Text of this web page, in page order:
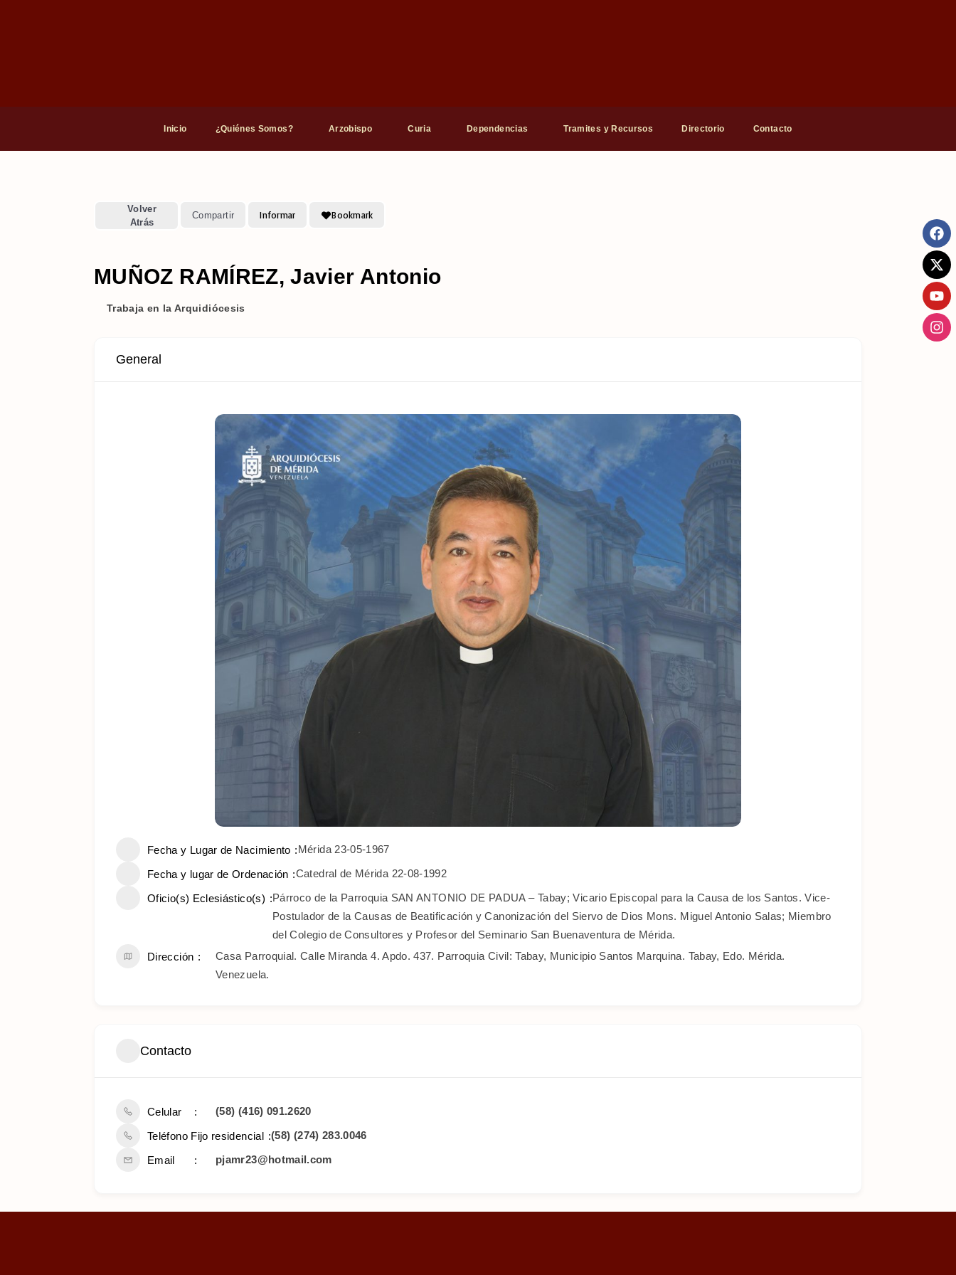
Inicio ¿Quiénes Somos? Arzobispo Curia Dependencias Tramites y Recursos Directorio Contacto
Volver
Atrás
Compartir Informar Bookmark
MUÑOZ RAMÍREZ, Javier Antonio
Trabaja en la Arquidiócesis
General
Fecha y Lugar de Nacimiento Mérida 23-05-1967
Fecha y lugar de Ordenación Catedral de Mérida 22-08-1992
Oficio(s) Eclesiástico(s)
Párroco de la Parroquia SAN ANTONIO DE PADUA – Tabay; Vicario Episcopal para la Causa de los Santos. Vice-
Postulador de la Causas de Beatificación y Canonización del Siervo de Dios Mons. Miguel Antonio Salas; Miembro
del Colegio de Consultores y Profesor del Seminario San Buenaventura de Mérida.
Dirección
Casa Parroquial. Calle Miranda 4. Apdo. 437. Parroquia Civil: Tabay, Municipio Santos Marquina. Tabay, Edo. Mérida.
Venezuela.
Contacto
Celular (58) (416) 091.2620
Teléfono Fijo residencial (58) (274) 283.0046
Email pjamr23@hotmail.com